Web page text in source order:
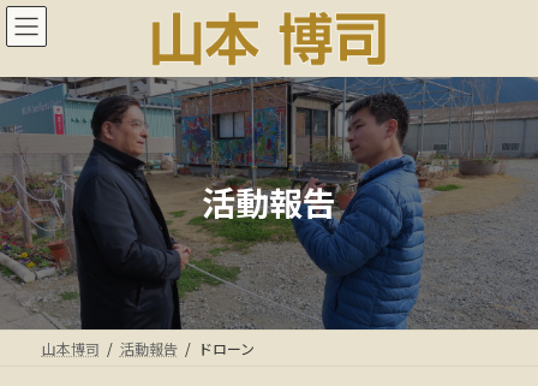
コ
ン
ン
ツ
へ
ス
キ
ッ
プ
ナ
ビ
ー
シ
ョ
ン
に
移
動
活動報告
山本博司 活動報告 ドローン